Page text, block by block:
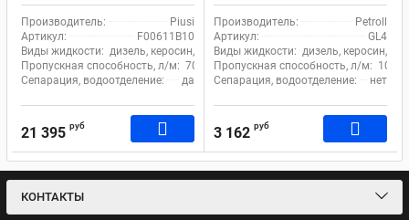
Captor Filter Kit water
F00611B10
Производитель:
Piusi
Артикул:
F00611B10
Виды жидкости: дизель, керосин, бензин
Пропускная способность, л/м: 70
Сепарация, водоотделение:
да
21 395 руб
Производитель:
Petroll
Артикул:
GL4
Виды жидкости: дизель, керосин,
Пропускная способность, л/м: 105
Сепарация, водоотделение:
нет
3 162 руб
КОНТАКТЫ